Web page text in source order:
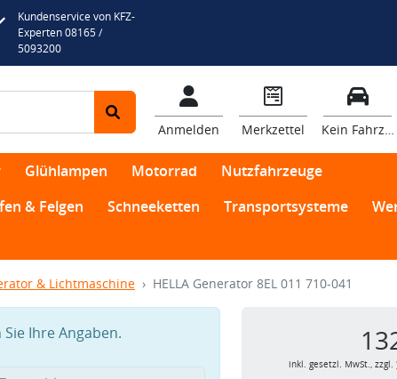
Kundenservice von KFZ-
Experten 08165 /
5093200
Anmelden Merkzettel Kein Fahrzeug
Glühlampen Motorrad
Nutzfahrzeuge
& Felgen Schneeketten Transportsysteme
& Lichtmaschine HELLA Generator 8EL 011 710-041
Ihre Angaben.
inkl. gesetzl. MwSt., zzgl.